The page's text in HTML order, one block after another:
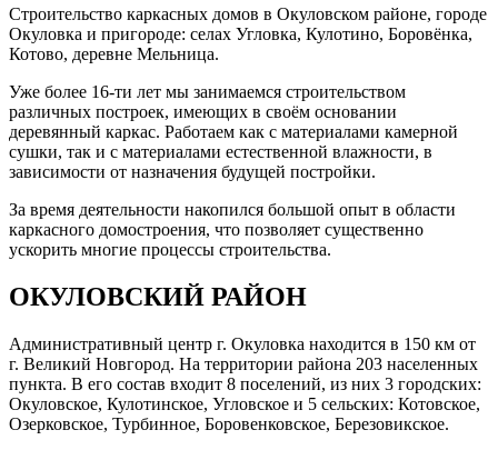
Строительство каркасных домов в Окуловском районе, городе
Окуловка и пригороде: селах Угловка, Кулотино, Боровёнка,
Котово, деревне Мельница.
Уже более 16-ти лет мы занимаемся строительством
различных построек, имеющих в своём основании
деревянный каркас. Работаем как с материалами камерной
сушки, так и с материалами естественной влажности, в
зависимости от назначения будущей постройки.
За время деятельности накопился большой опыт в области
каркасного домостроения, что позволяет существенно
ускорить многие процессы строительства.
ОКУЛОВСКИЙ РАЙОН
Административный центр г. Окуловка находится в 150 км от
г. Великий Новгород. На территории района 203 населенных
пункта. В его состав входит 8 поселений, из них 3 городских:
Окуловское, Кулотинское, Угловское и 5 сельских: Котовское,
Озерковское, Турбинное, Боровенковское, Березовикское.